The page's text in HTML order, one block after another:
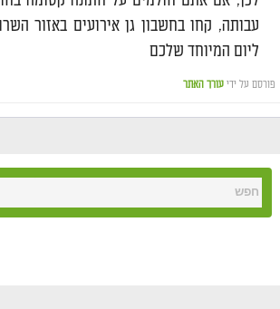
עבותה, קחו בחשבון גן אירועים באזור
ליום המיוחד שלכם
פורסם על ידי עורך האתר